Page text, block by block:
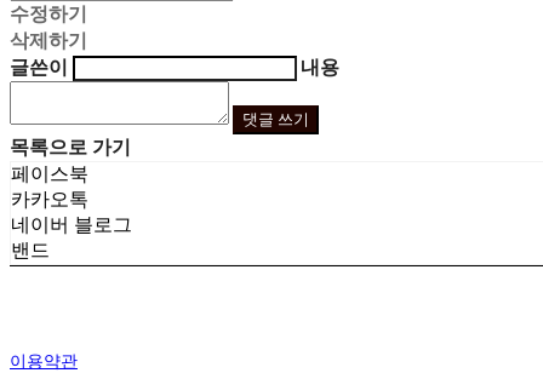
수정하기
삭제하기
글쓴이
내용
댓글 쓰기
목록으로 가기
페이스북
카카오톡
네이버 블로그
밴드
이용약관